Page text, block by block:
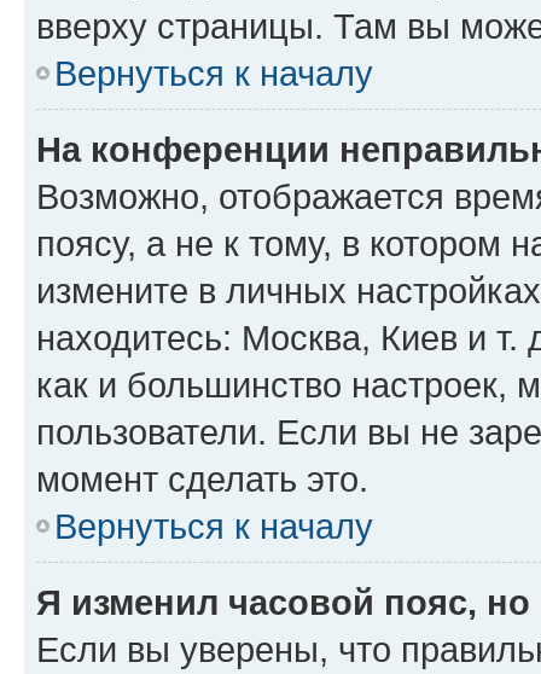
вверху страницы. Там вы
Вернуться к началу
На конференции
Возможно, отображается
поясу, а не к тому, в котором
измените в личных
находитесь: Москва, Киев и т.
как и большинство настроек,
пользователи. Если вы не
момент сделать это.
Вернуться к началу
Я изменил часовой пояс,
Если вы уверены, что